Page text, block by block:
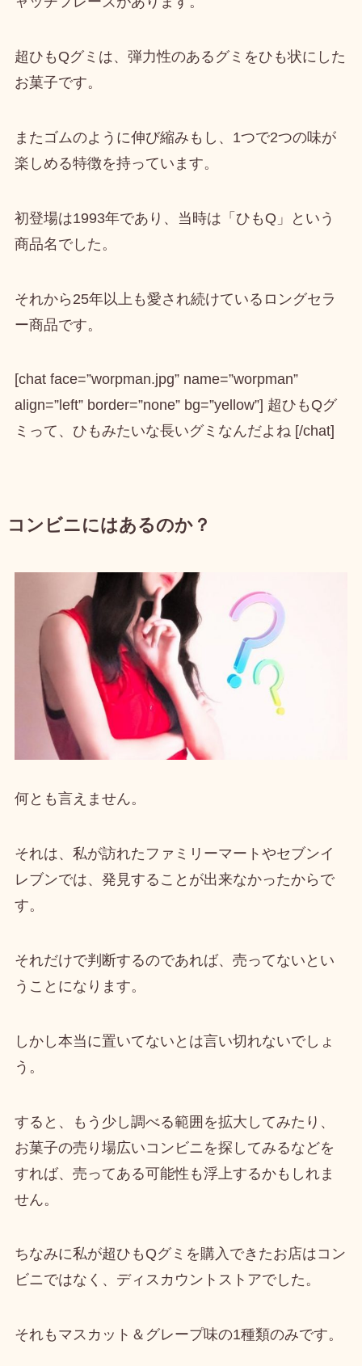
超ひもQグミは、 弾力性のあるグミをひも状にした
お菓子です。
またゴムのように伸び縮みもし、 1つで2つの味が
楽しめる特徴を持っています。
初登場は1993年であり、当時は「ひもQ」という
商品名でした。
それから25年以上も愛され続けているロングセラ
ー商品です。
[chat face=”worpman.jpg” name=”worpman”
align=”left” border=”none” bg=”yellow”] 超ひもQグ
ミって、ひもみたいな長いグミなんだよね [/chat]
コンビニにはあるのか？
何とも言えません。
それは、私が訪れた ファミリーマートやセブンイ
レブンでは、発見することが出来なかったからで
す。
それだけで判断するのであれば、売ってないとい
うことになります。
しかし本当に置いてないとは言い切れないでしょ
う。
すると、もう少し調べる範囲を拡大してみたり、
お菓子の売り場広いコンビニを探してみるなどを
すれば、売ってある可能性も浮上するかもしれま
せん。
ちなみに私が超ひもQグミを購入できたお店はコン
ビニではなく、 ディスカウントストアでした。
それもマスカット＆グレープ味の1種類のみです。